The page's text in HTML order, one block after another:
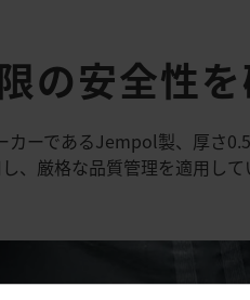
の安全性
カーであるJempol製、厚さ
、厳格な品質管理を適用して